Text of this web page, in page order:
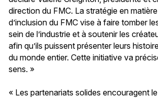
direction du FMC. La stratégie en matière
d’inclusion du FMC vise à faire tomber
sein de l’industrie et à soutenir les
afin qu’ils puissent présenter leurs
du monde entier. Cette initiative va
sens. »
« Les partenariats solides encouragent